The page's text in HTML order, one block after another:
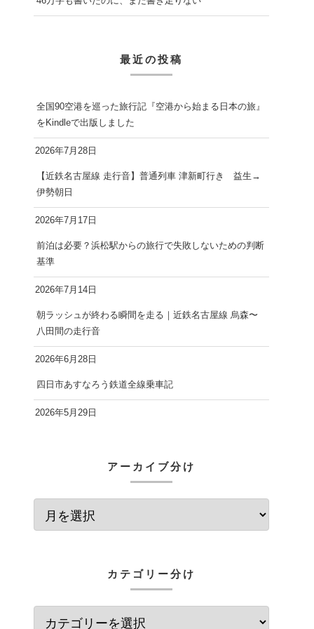
最近の投稿
全国90空港を巡った旅行記『空港から始まる日本の旅』
をKindleで出版しました
2026年7月28日
【近鉄名古屋線 走行音】普通列車 津新町行き 益生→
伊勢朝日
2026年7月17日
前泊は必要？浜松駅からの旅行で失敗しないための判断
基準
2026年7月14日
朝ラッシュが終わる瞬間を走る｜近鉄名古屋線 烏森〜
八田間の走行音
2026年6月28日
四日市あすなろう鉄道全線乗車記
2026年5月29日
アーカイブ分け
カテゴリー分け